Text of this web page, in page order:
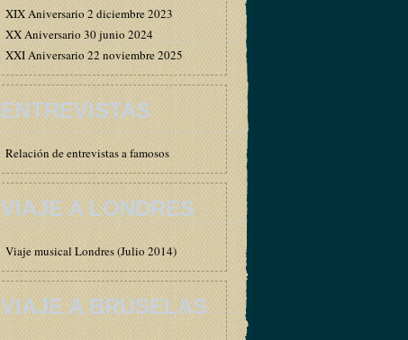
XIX Aniversario 2 diciembre 2023
XX Aniversario 30 junio 2024
XXI Aniversario 22 noviembre 2025
ENTREVISTAS
Relación de entrevistas a famosos
VIAJE A LONDRES
Viaje musical Londres (Julio 2014)
VIAJE A BRUSELAS